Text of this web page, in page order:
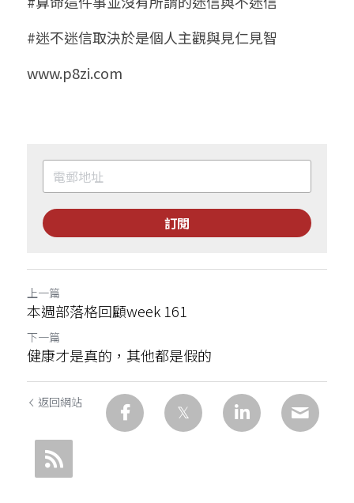
#迷不迷信取決於是個人主觀與見仁見智
www.p8zi.com
訂閱
上一篇
本週部落格回顧week 161
下一篇
健康才是真的，其他都是假的
返回網站